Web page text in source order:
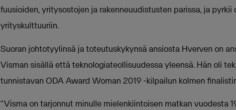
fuusioiden, yritysostojen ja rakenneuudistusten parissa, ja
yrityskulttuuriin.
Suoran johtotyylinsä ja toteutuskykynsä ansiosta Hverven on
Visman sisällä että teknologiateollisuudessa yleensä. Hän oli
tunnistavan ODA Award Woman 2019 -kilpailun kolmen
“Visma on tarjonnut minulle mielenkiintoisen matkan vuodesta